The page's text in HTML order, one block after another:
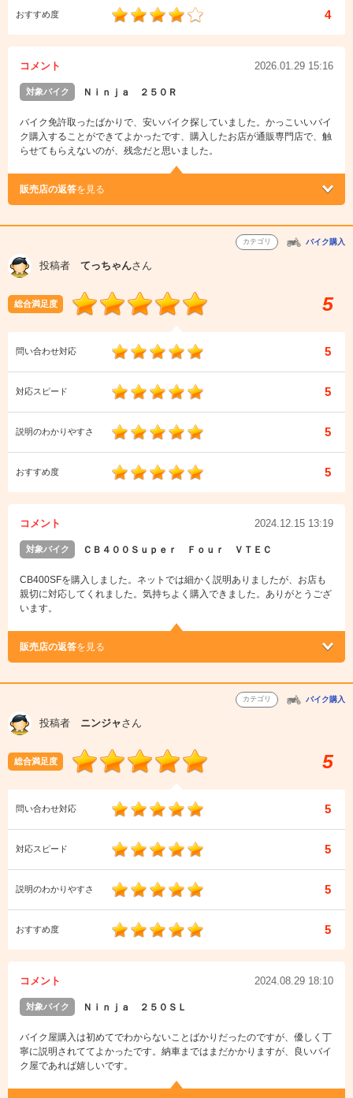
おすすめ度 4
コメント 2026.01.29 15:16
対象バイク Ｎｉｎｊａ ２５０Ｒ
バイク免許取ったばかりで、安いバイク探していました。かっこいいバイ
ク購入することができてよかったです、購入したお店が通販専門店で、触
らせてもらえないのが、残念だと思いました。
販売店の返答を見る
カテゴリ バイク購入
投稿者 てっちゃんさん
総合満足度 5
問い合わせ対応 5
対応スピード 5
説明のわかりやすさ 5
おすすめ度 5
コメント 2024.12.15 13:19
対象バイク ＣＢ４００Ｓｕｐｅｒ Ｆｏｕｒ ＶＴＥＣ
CB400SFを購入しました。ネットでは細かく説明ありましたが、お店も
親切に対応してくれました。気持ちよく購入できました。ありがとうござ
います。
販売店の返答を見る
カテゴリ バイク購入
投稿者 ニンジャさん
総合満足度 5
問い合わせ対応 5
対応スピード 5
説明のわかりやすさ 5
おすすめ度 5
コメント 2024.08.29 18:10
対象バイク Ｎｉｎｊａ ２５０ＳＬ
バイク屋購入は初めてでわからないことばかりだったのですが、優しく丁
寧に説明されててよかったです。納車まではまだかかりますが、良いバイ
ク屋であれば嬉しいです。